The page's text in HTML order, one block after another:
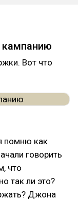
кампанию
Вот что
помню как
говорить
что
так ли это?
Джона